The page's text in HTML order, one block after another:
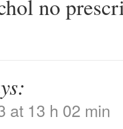
no
at 13 h 02 min